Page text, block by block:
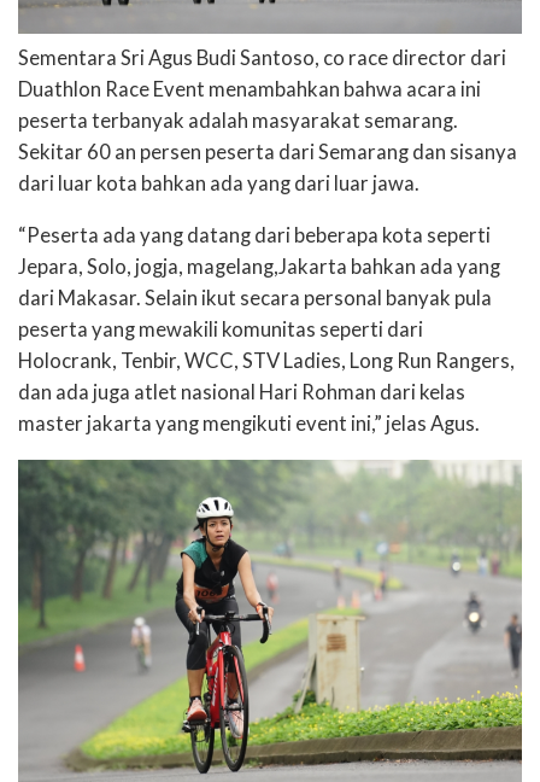
Sementara Sri Agus Budi Santoso, co race director dari
Duathlon Race Event menambahkan bahwa acara ini
peserta terbanyak adalah masyarakat semarang.
Sekitar 60 an persen peserta dari Semarang dan sisanya
dari luar kota bahkan ada yang dari luar jawa.
“Peserta ada yang datang dari beberapa kota seperti
Jepara, Solo, jogja, magelang,Jakarta bahkan ada yang
dari Makasar. Selain ikut secara personal banyak pula
peserta yang mewakili komunitas seperti dari
Holocrank, Tenbir, WCC, STV Ladies, Long Run Rangers,
dan ada juga atlet nasional Hari Rohman dari kelas
master jakarta yang mengikuti event ini,” jelas Agus.